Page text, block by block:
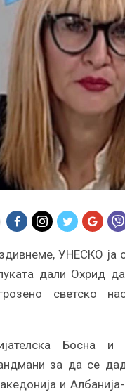
УНЕСКО ја
дали Охрид
светско
Босна и
за да се
и